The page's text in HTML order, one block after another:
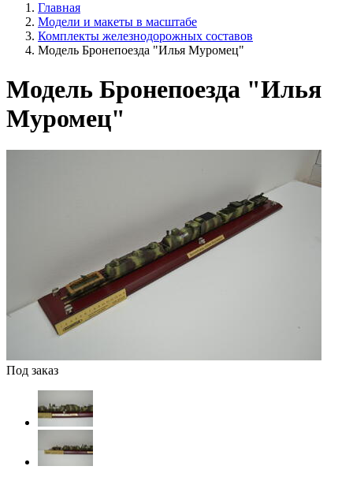
Главная
Модели и макеты в масштабе
Комплекты железнодорожных составов
Модель Бронепоезда "Илья Муромец"
Модель Бронепоезда "Илья
Муромец"
Под заказ